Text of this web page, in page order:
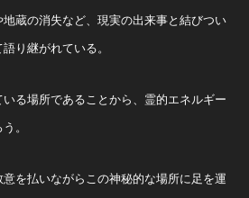
蔵の消失など、現実の出来事と結びつい
り継がれている。
る場所であることから、霊的エネルギー
。
を払いながらこの神秘的な場所に足を運